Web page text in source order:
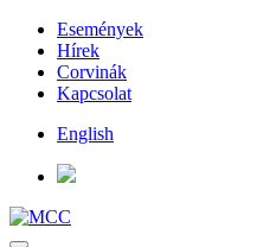
Események
Hírek
Corvinák
Kapcsolat
English